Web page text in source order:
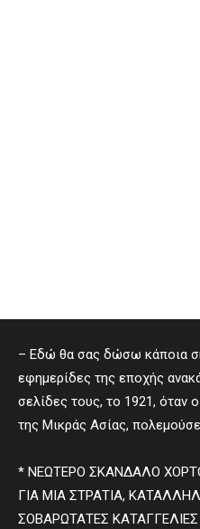
– Εδώ θα σας δώσω κάποια
εφημερίδες της εποχής
σελίδες τους, το 1921, όταν
της Μικράς Ασίας,
* ΝΕΩΤΕΡΟ ΣΚΑΝΔΑΛΟ
ΓΙΑ ΜΙΑ ΣΤΡΑΤΙΑ,
ΣΟΒΑΡΩΤΑΤΕΣ